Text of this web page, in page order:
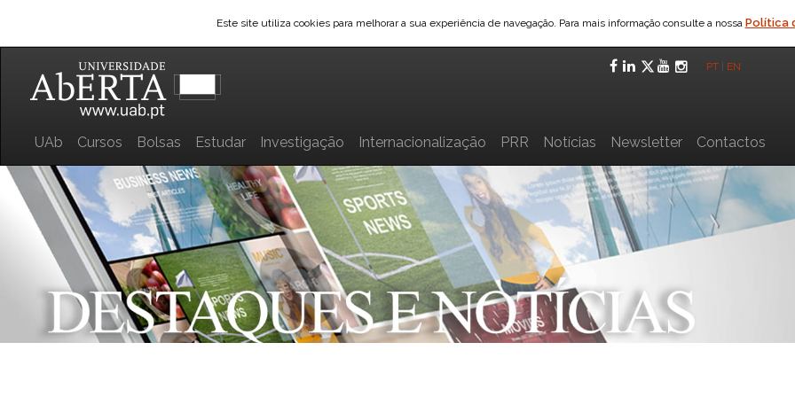
Este site utiliza cookies para melhorar a sua experiência de navegação. Para mais informação consulte a nossa Política
Facebook
LinkedIn
Twitter
YouTube
PT EN
UAb Cursos Bolsas Estudar Investigação Internacionalização PRR Notícias Newsletter Contactos